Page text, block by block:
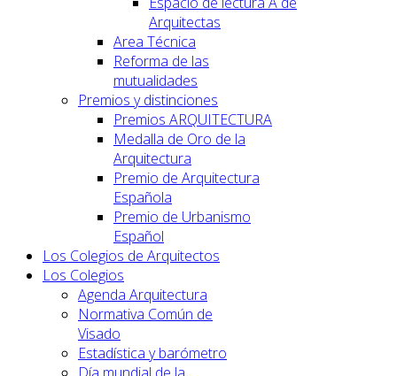
Arquitectas
Area Técnica
Reforma de las
mutualidades
Premios y distinciones
Premios ARQUITECTURA
Medalla de Oro de la
Arquitectura
Premio de Arquitectura
Española
Premio de Urbanismo
Español
Los Colegios de Arquitectos
Los Colegios
Agenda Arquitectura
Normativa Común de
Visado
Estadística y barómetro